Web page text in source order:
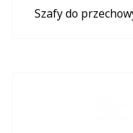
Szafy do